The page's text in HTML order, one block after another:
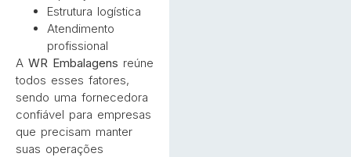
Estrutura logística
Atendimento
profissional
A WR Embalagens reúne
todos esses fatores,
sendo uma fornecedora
confiável para empresas
que precisam manter
suas operações